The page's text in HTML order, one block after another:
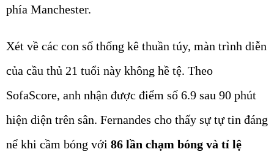
phía Manchester.
Xét về các con số thống kê thuần túy, màn trình diễn
của cầu thủ 21 tuổi này không hề tệ. Theo
SofaScore, anh nhận được điểm số 6.9 sau 90 phút
hiện diện trên sân. Fernandes cho thấy sự tự tin đáng
nể khi cầm bóng với 86 lần chạm bóng và tỉ lệ